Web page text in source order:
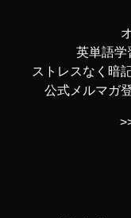
英単語学
ストレスなく暗
公式メルマガ